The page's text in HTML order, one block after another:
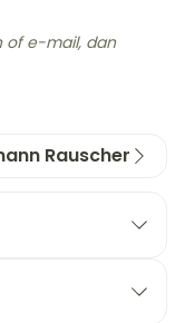
of e-mail, dan
Rauscher